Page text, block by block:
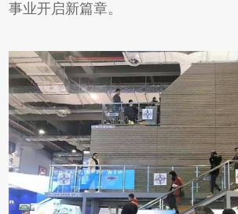
事业开启新篇章。